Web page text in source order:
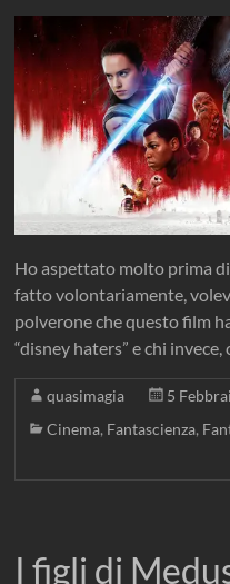
Ho aspettato molto prima
fatto volontariamente,
polverone che questo film
“disney haters” e chi
quasimagia
5
Cinema, Fantascienza,
I figli di